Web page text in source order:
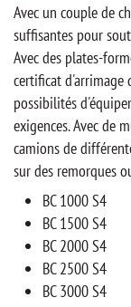
Avec un couple de
suffisantes pour
Avec des plates-
certificat d'arrimage
possibilités
exigences. Avec de
camions de
sur des remorques
BC 1000 S4
BC 1500 S4
BC 2000 S4
BC 2500 S4
BC 3000 S4